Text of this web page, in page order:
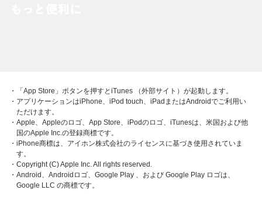
・「App Store」ボタンを押すとiTunes （外部サイト）が起動します。
・アプリケーションはiPhone、iPod touch、iPadまたはAndroidでご利用い
ただけます。
・Apple、Appleのロゴ、App Store、iPodのロゴ、iTunesは、米国および他
国のApple Inc.の登録商標です。
・iPhone商標は、アイホン株式会社のライセンスに基づき使用されていま
す。
・Copyright (C) Apple Inc. All rights reserved.
・Android、Androidロゴ、Google Play 、および Google Play ロゴは、
Google LLC の商標です。